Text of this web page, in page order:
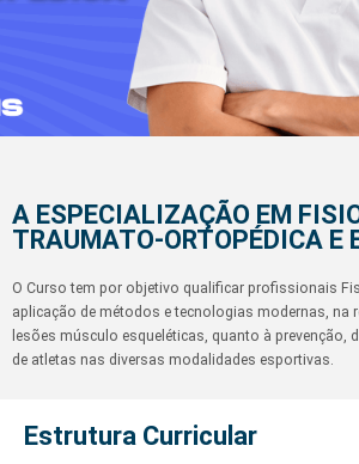
A ESPECIALIZAÇÃO EM
TRAUMATO-ORTOPÉDICA E
O Curso tem por objetivo qualificar profissionais
aplicação de métodos e tecnologias modernas, na
lesões músculo esqueléticas, quanto à prevenção,
de atletas nas diversas modalidades esportivas.
Estrutura Curricular